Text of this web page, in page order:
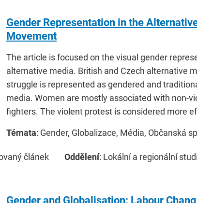
Gender Representation in the
Movement
The article is focused on the visual gender
alternative media. British and Czech alternative
struggle is represented as gendered and
media. Women are mostly associated with non-
fighters. The violent protest is considered more
Témata: Gender, Globalizace, Média, Občanská
článek Oddělení: Lokální a regionální
Gender and Globalisation: Labour